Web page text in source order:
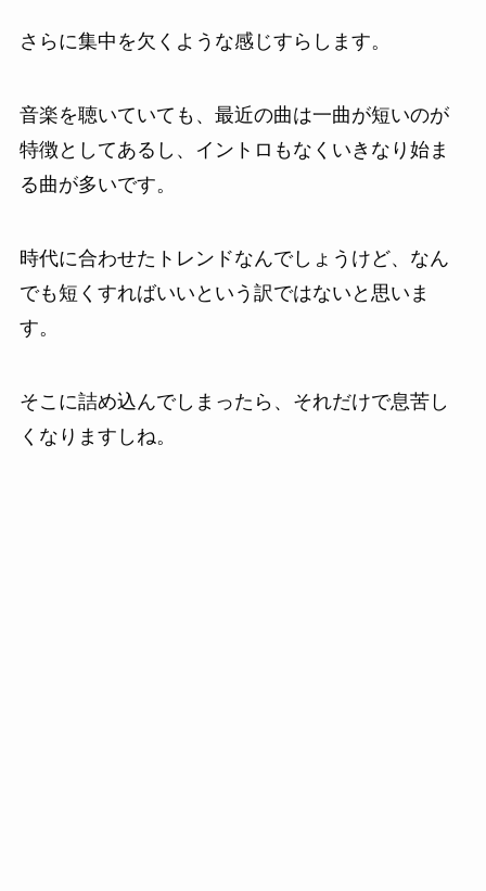
さらに集中を欠くような感じすらします。
音楽を聴いていても、最近の曲は一曲が短いのが
特徴としてあるし、イントロもなくいきなり始ま
る曲が多いです。
時代に合わせたトレンドなんでしょうけど、なん
でも短くすればいいという訳ではないと思いま
す。
そこに詰め込んでしまったら、それだけで息苦し
くなりますしね。